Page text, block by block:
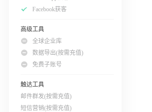
Facebook获客
高级工具
全球企业库
数据导出(按需充值)
免费子账号
触达工具
邮件群发(按需充值)
短信营销(按需充值)